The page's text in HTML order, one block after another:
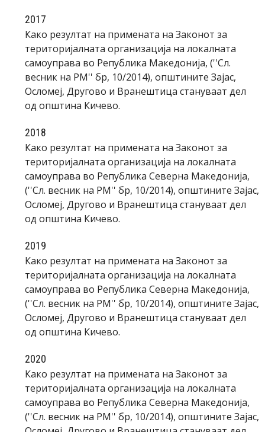
2017
Како резултат на примената на Законот за
територијалната организација на локалната
самоуправа во Република Македонија, (''Сл.
весник на РМ'' бр, 10/2014), општините Зајас,
Осломеј, Другово и Вранештица стануваат дел
од општина Кичево.
2018
Како резултат на примената на Законот за
територијалната организација на локалната
самоуправа во Република Северна Македонија,
(''Сл. весник на РМ'' бр, 10/2014), општините Зајас,
Осломеј, Другово и Вранештица стануваат дел
од општина Кичево.
2019
Како резултат на примената на Законот за
територијалната организација на локалната
самоуправа во Република Северна Македонија,
(''Сл. весник на РМ'' бр, 10/2014), општините Зајас,
Осломеј, Другово и Вранештица стануваат дел
од општина Кичево.
2020
Како резултат на примената на Законот за
територијалната организација на локалната
самоуправа во Република Северна Македонија,
(''Сл. весник на РМ'' бр, 10/2014), општините Зајас,